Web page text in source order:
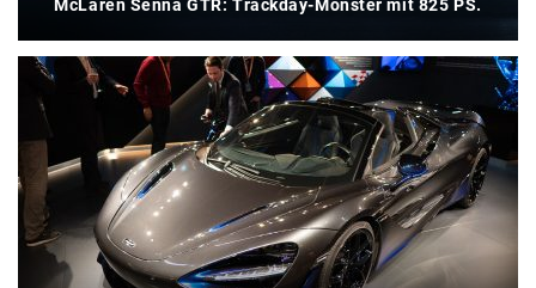
McLaren Senna GTR: Trackday-Monster mit 825 PS.